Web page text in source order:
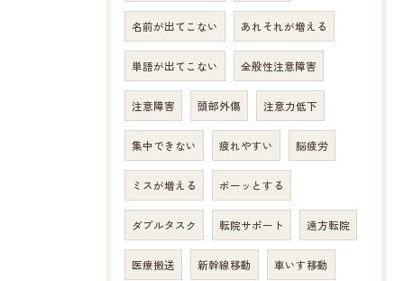
名前が出てこない あれそれが増える
単語が出てこない 全般性注意障害
注意障害 頭部外傷 注意力低下
集中できない 疲れやすい 脳疲労
ミスが増える ボーッとする
ダブルタスク 転院サポート 遠方転院
医療搬送 新幹線移動 車いす移動